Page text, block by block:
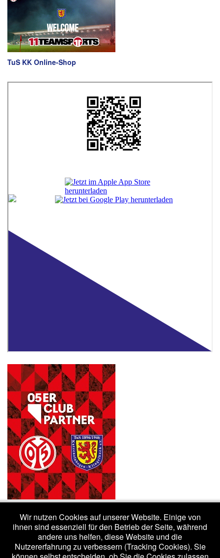
TuS KK Online-Shop
(c) 2020 - tuskk.de / Impressum/Datenschutzerklärung
Wir nutzen Cookies auf unserer Website. Einige von
ihnen sind essenziell für den Betrieb der Seite, während
andere uns helfen, diese Website und die
Nutzererfahrung zu verbessern (Tracking Cookies). Sie